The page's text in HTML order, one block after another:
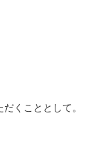
くこととして。